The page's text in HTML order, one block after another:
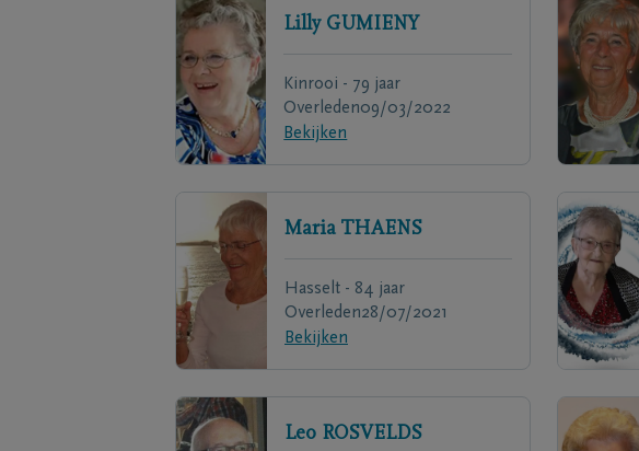
Lilly GUMIENY
Kinrooi - 79 jaar
Overleden09/03/2022
Bekijken
Maria THAENS
Hasselt - 84 jaar
Overleden28/07/2021
Bekijken
Leo ROSVELDS